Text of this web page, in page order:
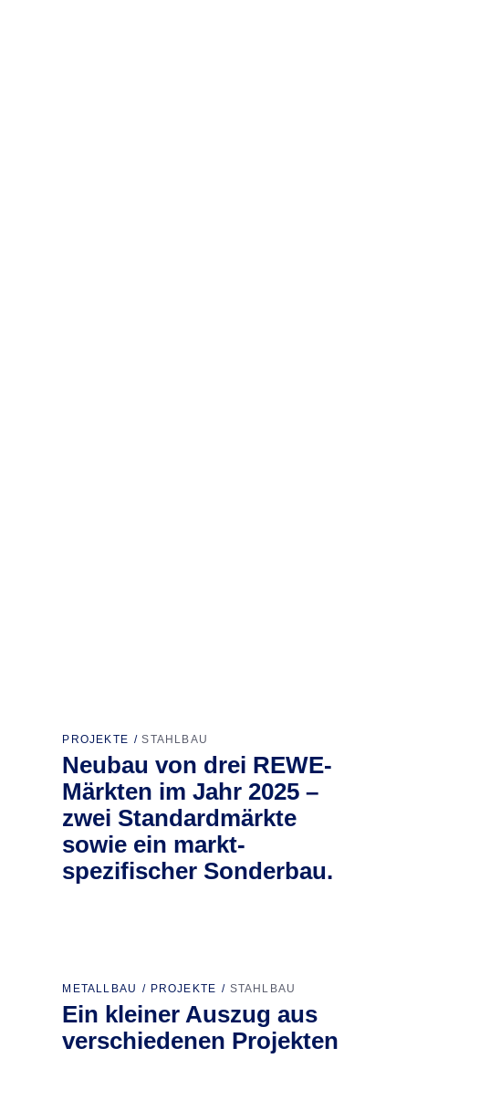
PROJEKTE STAHLBAU
Neubau von drei REWE-
Märkten im Jahr 2025 –
zwei Standardmärkte
sowie ein markt­
spezifischer Sonderbau.
METALLBAU PROJEKTE STAHLBAU
Ein kleiner Auszug aus
verschiedenen Projekten